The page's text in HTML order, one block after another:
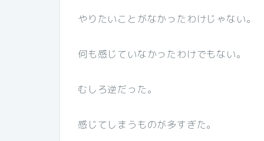
やりたいことがなかったわけじゃない。
何も感じていなかったわけでもない。
むしろ逆だった。
感じてしまうものが多すぎた。